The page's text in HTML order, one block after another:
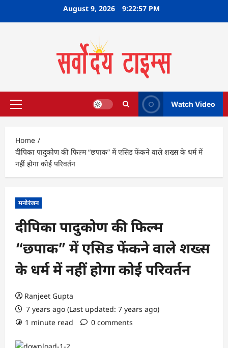
August 9, 2026 9:22:57 PM
Primary
Watch Video
Home
दीपिका पादुकोण की फिल्म “छपाक” में एसिड फेंकने वाले शख्स के धर्म में
नहीं होगा कोई परिवर्तन
मनोरंजन
दीपिका पादुकोण की फिल्म
“छपाक” में एसिड फेंकने वाले शख्स
के धर्म में नहीं होगा कोई परिवर्तन
Ranjeet Gupta
7 years ago (Last updated: 7 years ago)
1 minute read
0 comments